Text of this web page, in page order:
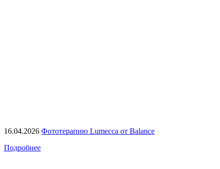
16.04.2026 Фототерапию Lumecca от Balance
Подробнее